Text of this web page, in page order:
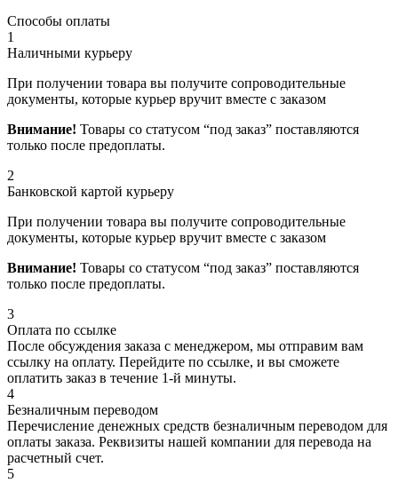
Способы оплаты
1
Наличными курьеру
При получении товара вы получите сопроводительные
документы, которые курьер вручит вместе с заказом
Внимание! Товары со статусом “под заказ” поставляются
только после предоплаты.
2
Банковской картой курьеру
При получении товара вы получите сопроводительные
документы, которые курьер вручит вместе с заказом
Внимание! Товары со статусом “под заказ” поставляются
только после предоплаты.
3
Оплата по ссылке
После обсуждения заказа с менеджером, мы отправим вам
ссылку на оплату. Перейдите по ссылке, и вы сможете
оплатить заказ в течение 1-й минуты.
4
Безналичным переводом
Перечисление денежных средств безналичным переводом для
оплаты заказа. Реквизиты нашей компании для перевода на
расчетный счет.
5